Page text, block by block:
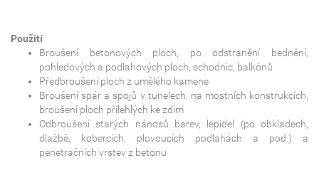
Použití
Broušení betonových ploch, po odstranění bednění,
pohledových a podlahových ploch, schodnic, balkónů
Předbroušení ploch z umělého kamene
Broušení spár a spojů v tunelech, na mostních konstrukcích,
broušení ploch přilehlých ke zdím
Odbroušení starých nánosů barev, lepidel (po obkladech,
dlažbě, kobercích, plovoucích podlahách a pod.) a
penetračních vrstev z betonu